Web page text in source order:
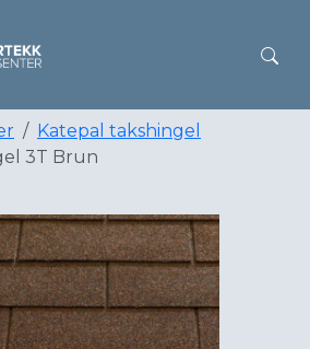
Katepal takshingel
3T Brun